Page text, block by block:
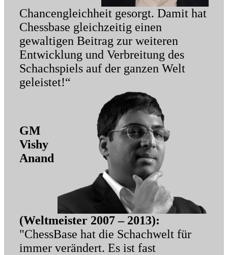
Chancengleichheit gesorgt. Damit hat
Chessbase gleichzeitig einen
gewaltigen Beitrag zur weiteren
Entwicklung und Verbreitung des
Schachspiels auf der ganzen Welt
geleistet!“
GM
Vishy
Anand
(Weltmeister 2007 – 2013):
"ChessBase hat die Schachwelt für
immer verändert. Es ist fast